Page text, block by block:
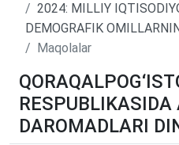
2024: MILLIY
DEMOGRAFIK
Maqolalar
RESPUBLIKASIDA
DAROMADLARI